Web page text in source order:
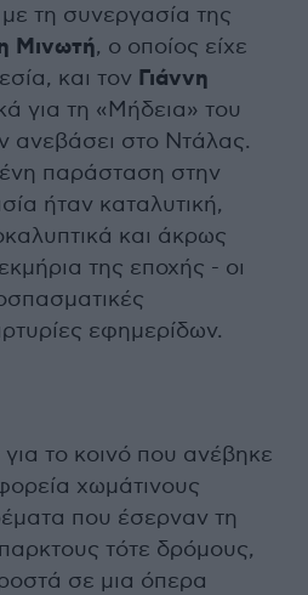
τη συνεργασία της
Μινωτή, ο οποίος είχε
και τον Γιάννη
για τη «Μήδεια» του
ανεβάσει στο Ντάλας.
παράσταση στην
ήταν καταλυτική,
και άκρως
της εποχής - οι
εφημερίδων.
για το κοινό που ανέβηκε
χωμάτινους
που έσερναν τη
τότε δρόμους,
σε μια όπερα